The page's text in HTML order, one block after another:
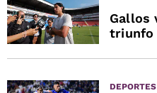
Gallos
triunfo
DEPORTES